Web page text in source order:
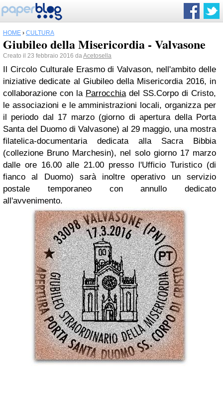
HOME › CULTURA
Giubileo della Misericordia - Valvasone
Creato il 23 febbraio 2016 daAcetosella
Il Circolo Culturale Erasmo di Valvason, nell'ambito delle
iniziative dedicate al Giubileo della Misericordia 2016, in
collaborazione con la Parrocchiadel SS.Corpo di Cristo,
le associazioni e le amministrazioni locali, organizza per
il periodo dal 17 marzo (giorno di apertura della Porta
Santa del Duomo di Valvasone) al 29 maggio, una mostra
filatelica-documentaria dedicata alla Sacra Bibbia
(collezione Bruno Marchesin), nel solo giorno 17 marzo
dalle ore 16.00 alle 21.00 presso l'Ufficio Turistico (di
fianco al Duomo) sarà inoltre operativo un servizio
postale temporaneo con annullo dedicato
all'avvenimento.